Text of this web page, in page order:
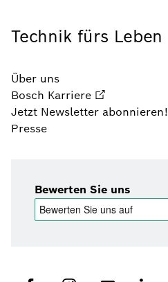
Technik fürs Leben
Über uns
Bosch Karriere
Jetzt Newsletter abonnieren!
Presse
Bewerten Sie uns